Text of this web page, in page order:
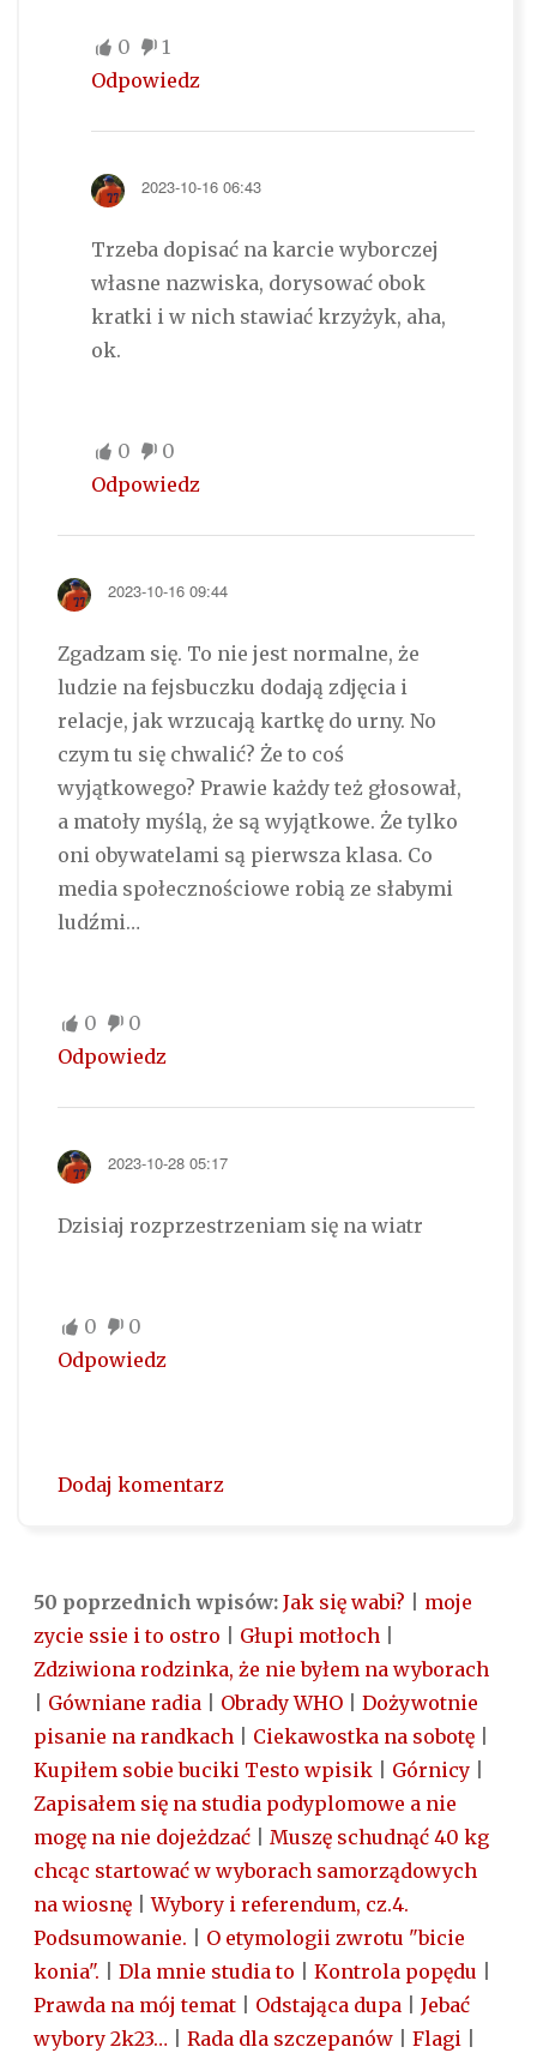
0
1
Odpowiedz
2023-10-16 06:43
Trzeba dopisać na karcie wyborczej
własne nazwiska, dorysować obok
kratki i w nich stawiać krzyżyk, aha,
ok.
0
0
Odpowiedz
2023-10-16 09:44
Zgadzam się. To nie jest normalne, że
ludzie na fejsbuczku dodają zdjęcia i
relacje, jak wrzucają kartkę do urny. No
czym tu się chwalić? Że to coś
wyjątkowego? Prawie każdy też głosował,
a matoły myślą, że są wyjątkowe. Że tylko
oni obywatelami są pierwsza klasa. Co
media społecznościowe robią ze słabymi
ludźmi…
0
0
Odpowiedz
2023-10-28 05:17
Dzisiaj rozprzestrzeniam się na wiatr
0
0
Odpowiedz
Dodaj komentarz
50 poprzednich wpisów: Jak się wabi?
moje
zycie ssie i to ostro
Głupi motłoch
Zdziwiona rodzinka, że nie byłem na wyborach
Gówniane radia Obrady WHO
Dożywotnie
pisanie na randkach
Ciekawostka na sobotę
Kupiłem sobie buciki Testo wpisik
Górnicy
Zapisałem się na studia podyplomowe a nie
mogę na nie dojeżdzać
Muszę schudnąć 40 kg
chcąc startować w wyborach samorządowych
na wiosnę |Wybory i referendum, cz.4.
Podsumowanie.
O etymologii zwrotu "bicie
konia".
Dla mnie studia to Kontrola popędu
Prawda na mój temat
Odstająca dupa
Jebać
wybory 2k23…
Rada dla szczepanów Flagi